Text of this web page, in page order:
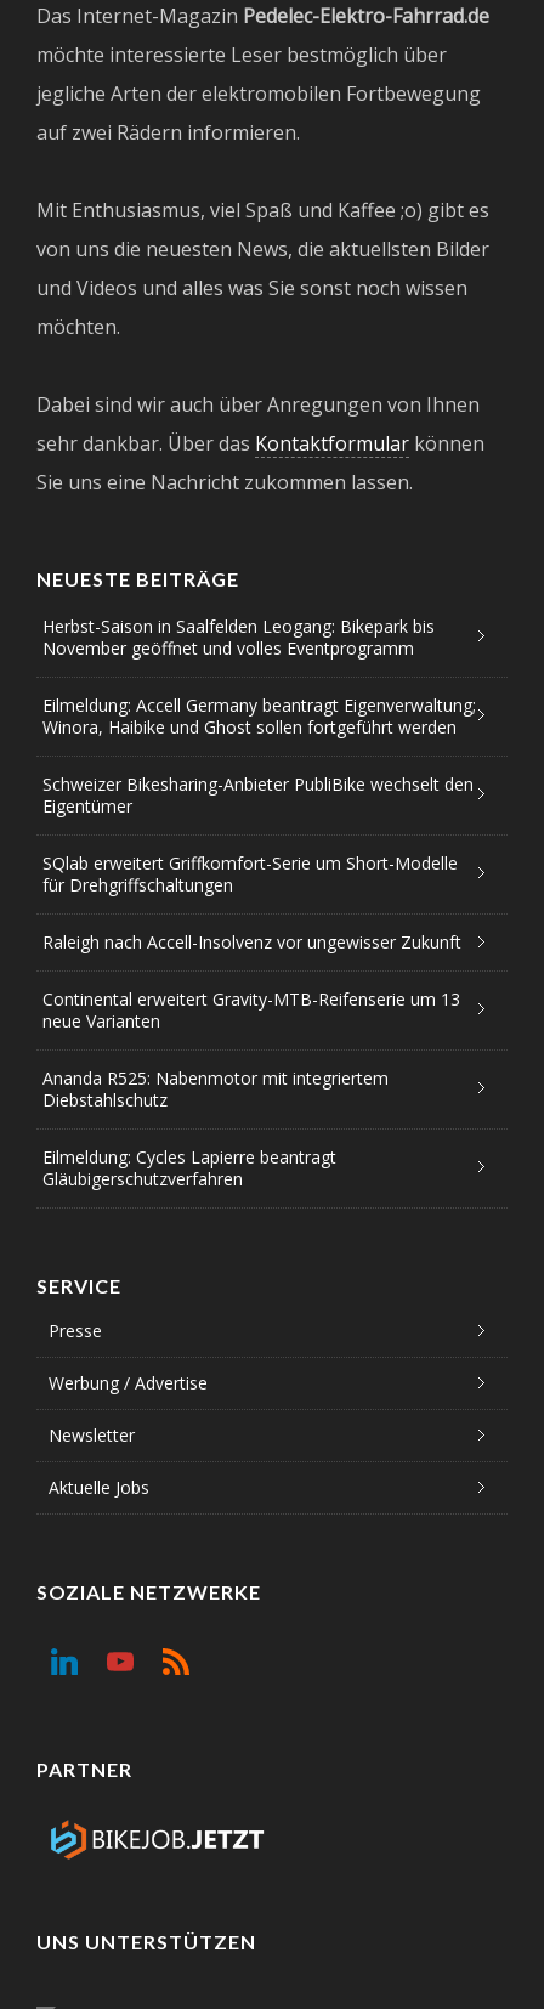
Das Internet-Magazin Pedelec-Elektro-Fahrrad.de
möchte interessierte Leser bestmöglich über
jegliche Arten der elektromobilen Fortbewegung
auf zwei Rädern informieren.
Mit Enthusiasmus, viel Spaß und Kaffee ;o) gibt es
von uns die neuesten News, die aktuellsten Bilder
und Videos und alles was Sie sonst noch wissen
möchten.
Dabei sind wir auch über Anregungen von Ihnen
sehr dankbar. Über das Kontaktformular können
Sie uns eine Nachricht zukommen lassen.
NEUESTE BEITRÄGE
Herbst-Saison in Saalfelden Leogang: Bikepark bis
November geöffnet und volles Eventprogramm
Eilmeldung: Accell Germany beantragt Eigenverwaltung;
Winora, Haibike und Ghost sollen fortgeführt werden
Schweizer Bikesharing-Anbieter PubliBike wechselt den
Eigentümer
SQlab erweitert Griffkomfort-Serie um Short-Modelle
für Drehgriffschaltungen
Raleigh nach Accell-Insolvenz vor ungewisser Zukunft
Continental erweitert Gravity-MTB-Reifenserie um 13
neue Varianten
Ananda R525: Nabenmotor mit integriertem
Diebstahlschutz
Eilmeldung: Cycles Lapierre beantragt
Gläubigerschutzverfahren
SERVICE
Presse
Werbung / Advertise
Newsletter
Aktuelle Jobs
SOZIALE NETZWERKE
PARTNER
UNS UNTERSTÜTZEN